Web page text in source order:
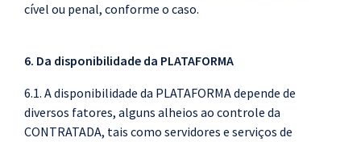
cível ou penal, conforme o caso.
6. Da disponibilidade da PLATAFORMA
6.1. A disponibilidade da PLATAFORMA depende de
diversos fatores, alguns alheios ao controle da
CONTRATADA, tais como servidores e serviços de